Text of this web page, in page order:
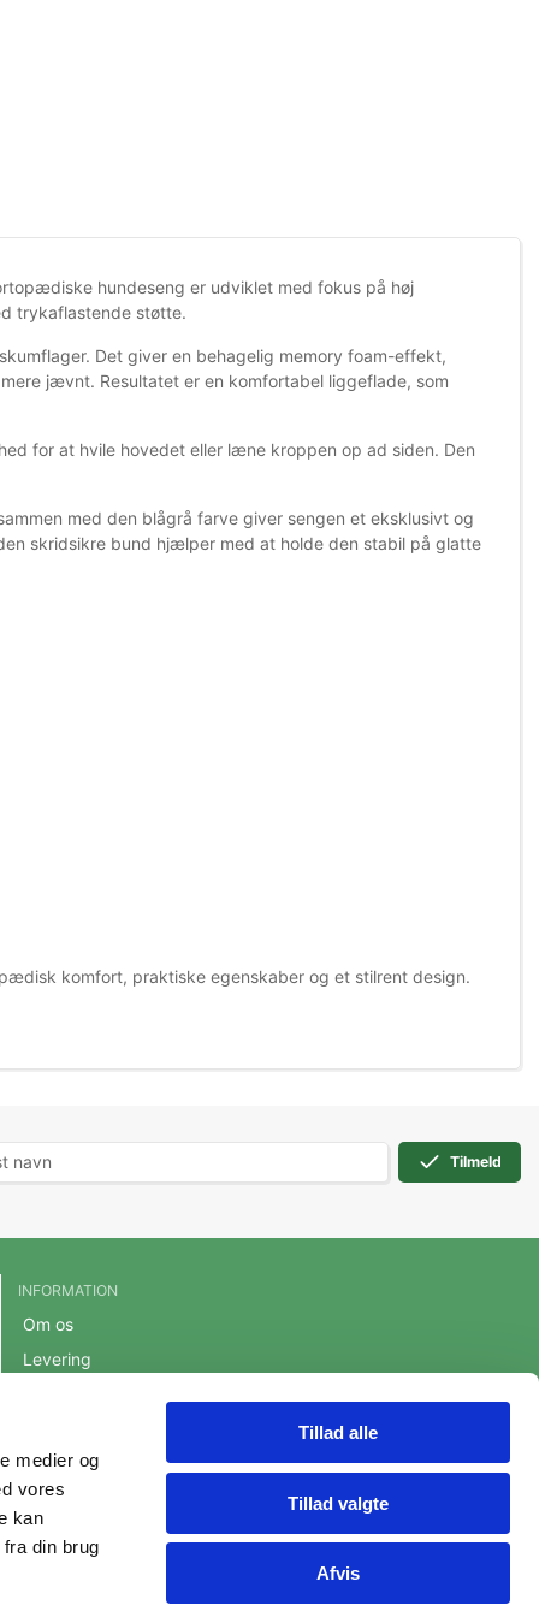
medier og
vores
kan
din brug
Tillad alle
Tillad valgte
Afvis
hundeseng er udviklet med fokus på høj
trykaflastende støtte.
Det giver en behagelig memory foam-effekt,
jævnt. Resultatet er en komfortabel liggeflade, som
for at hvile hovedet eller læne kroppen op ad siden. Den
med den blågrå farve giver sengen et eksklusivt og
skridsikre bund hjælper med at holde den stabil på glatte
komfort, praktiske egenskaber og et stilrent design.
Tilmeld
INFORMATION
Om os
Levering
Persondatapolitik
Fortrydelsesret